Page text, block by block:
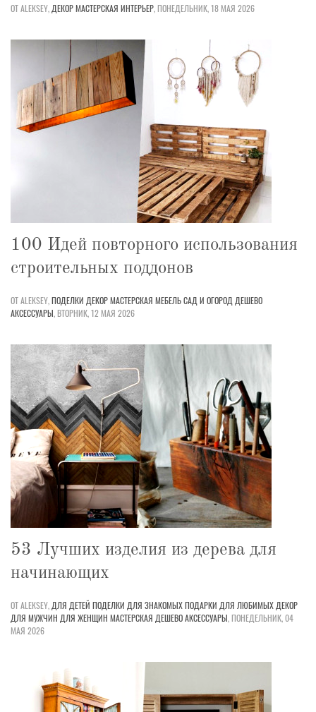
ОТ ALEKSEY, ДЕКОРМАСТЕРСКАЯ ИНТЕРЬЕР,ПОНЕДЕЛЬНИК, 18 МАЯ 2026
100 Идей повторного использования
строительных поддонов
ОТ ALEKSEY,ПОДЕЛКИ ДЕКОРМАСТЕРСКАЯ МЕБЕЛЬСАД И ОГОРОД ДЕШЕВО
АКСЕССУАРЫ,ВТОРНИК, 12 МАЯ 2026
53 Лучших изделия из дерева для
начинающих
ОТ ALEKSEY, ДЛЯ ДЕТЕЙ ПОДЕЛКИ ДЛЯ ЗНАКОМЫХПОДАРКИ ДЛЯ ЛЮБИМЫХ ДЕКОР
ДЛЯ МУЖЧИН ДЛЯ ЖЕНЩИН МАСТЕРСКАЯ ДЕШЕВОАКСЕССУАРЫ,ПОНЕДЕЛЬНИК, 04
МАЯ 2026